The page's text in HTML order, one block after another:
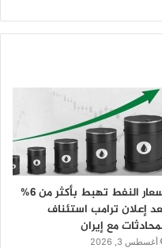
أسعار النفط تهبط بأكثر من 6%
إعلان ترامب استئناف
مع إيران
أغسطس 3, 2026